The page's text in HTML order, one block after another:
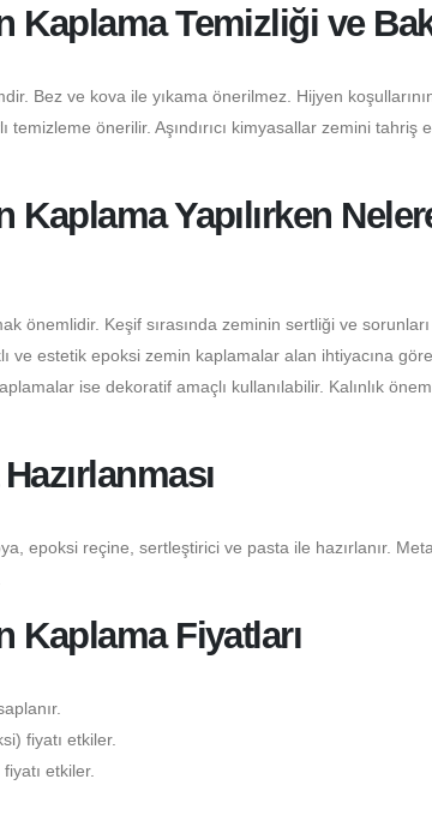
Temizliği ve
Bez ve kova ile yıkama önerilmez. Hijyen
önerilir. Aşındırıcı kimyasallar zemini tahriş
Yapılırken
önemlidir. Keşif sırasında zeminin sertliği ve sorunları
ve estetik epoksi zemin kaplamalar alan ihtiyacına
ise dekoratif amaçlı kullanılabilir. Kalınlık
epoksi reçine, sertleştirici ve pasta ile hazırlanır.
Kaplama Fiyatları
fiyatı etkiler.
etkiler.